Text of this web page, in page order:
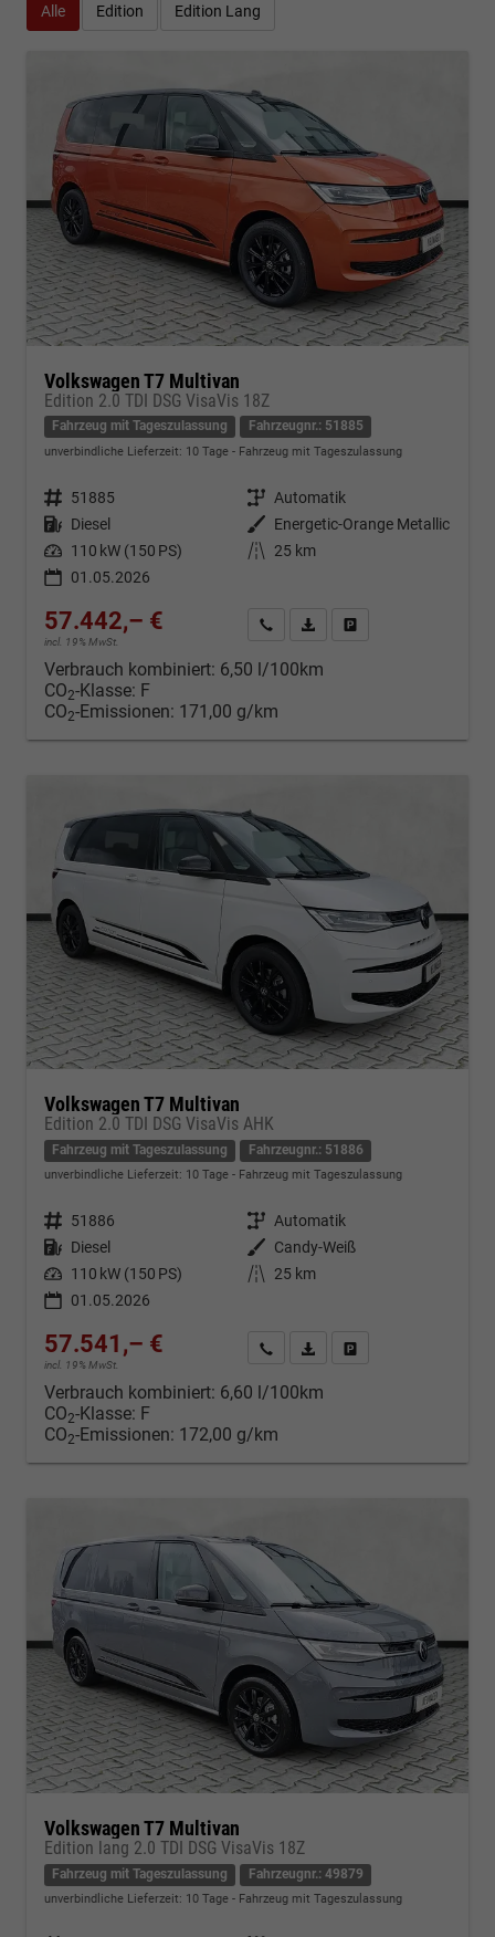
Alle Edition Edition Lang
Volkswagen T7 Multivan
Edition 2.0 TDI DSG VisaVis 18Z
Fahrzeug mit Tageszulassung Fahrzeugnr.: 51885
unverbindliche Lieferzeit: 10 Tage Fahrzeug mit Tageszulassung
Fahrzeugnr. 51885 Getriebe Automatik
Kraftstoff Diesel Außenfarbe
Energetic-Orange Metallic
Leistung 110 kW (150 PS) Kilometerstand
25 km
01.05.2026
57.442,– €
incl. 19% MwSt.
Kontakt & Angebot anfordern
PDF-Datei, Fahrzeugexposé
Verbrauch kombiniert: 6,50 l/100km
CO2-Klasse: F
CO2-Emissionen: 171,00 g/km
Volkswagen T7 Multivan
Edition 2.0 TDI DSG VisaVis AHK
Fahrzeug mit Tageszulassung Fahrzeugnr.: 51886
unverbindliche Lieferzeit: 10 Tage Fahrzeug mit Tageszulassung
Fahrzeugnr. 51886 Getriebe Automatik
Kraftstoff Diesel Außenfarbe
Candy-Weiß
Leistung 110 kW (150 PS) Kilometerstand
25 km
01.05.2026
57.541,– €
incl. 19% MwSt.
Kontakt & Angebot anfordern
PDF-Datei, Fahrzeugexposé
Verbrauch kombiniert: 6,60 l/100km
CO2-Klasse: F
CO2-Emissionen: 172,00 g/km
Volkswagen T7 Multivan
Edition lang 2.0 TDI DSG VisaVis 18Z
Fahrzeug mit Tageszulassung Fahrzeugnr.: 49879
unverbindliche Lieferzeit: 10 Tage Fahrzeug mit Tageszulassung